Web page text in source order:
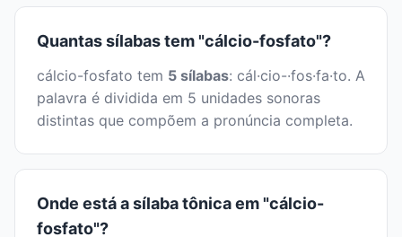
Quantas sílabas tem "cálcio-fosfato"?
cálcio-fosfato tem 5 sílabas: cál·cio-·fos·fa·to. A
palavra é dividida em 5 unidades sonoras
distintas que compõem a pronúncia completa.
Onde está a sílaba tônica em "cálcio-
fosfato"?